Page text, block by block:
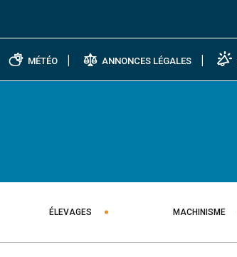
MÉTÉO ANNONCES LÉGALES
ÉLEVAGES MACHINISME